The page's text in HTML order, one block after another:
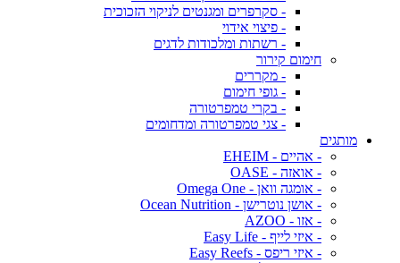
- סקרפרים ומגנטים לניקוי הזכוכית
- פיצוי אידוי
- רשתות ומלכודות לדגים
חימום קירור
- מקררים
- גופי חימום
- בקרי טמפרטורה
- צגי טמפרטורה ומדחומים
מותגים
- אהיים - EHEIM
- אואזה - OASE
- אומגה וואן - Omega One
- אושן נוטרישן - Ocean Nutrition
- אזו - AZOO
- איזי לייף - Easy Life
- איזי ריפס - Easy Reefs